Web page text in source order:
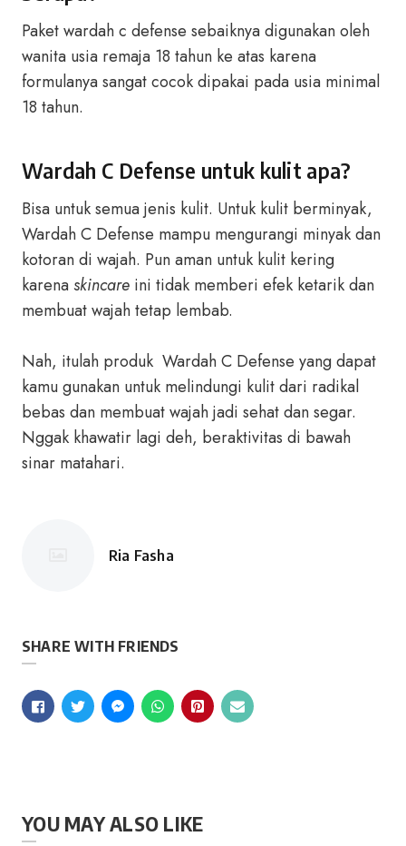
Paket wardah c defense sebaiknya digunakan oleh
wanita usia remaja 18 tahun ke atas karena
formulanya sangat cocok dipakai pada usia minimal
18 tahun.
Wardah C Defense untuk kulit apa?
Bisa untuk semua jenis kulit. Untuk kulit berminyak,
Wardah C Defense mampu mengurangi minyak dan
kotoran di wajah. Pun aman untuk kulit kering
karenaskincare ini tidak memberi efek ketarik dan
membuat wajah tetap lembab.
Nah, itulah produk Wardah C Defense yang dapat
kamu gunakan untuk melindungi kulit dari radikal
bebas dan membuat wajah jadi sehat dan segar.
Nggak khawatir lagi deh, beraktivitas di bawah
sinar matahari.
Posted
Ria Fasha
SHARE WITH FRIENDS
YOU MAY ALSO LIKE